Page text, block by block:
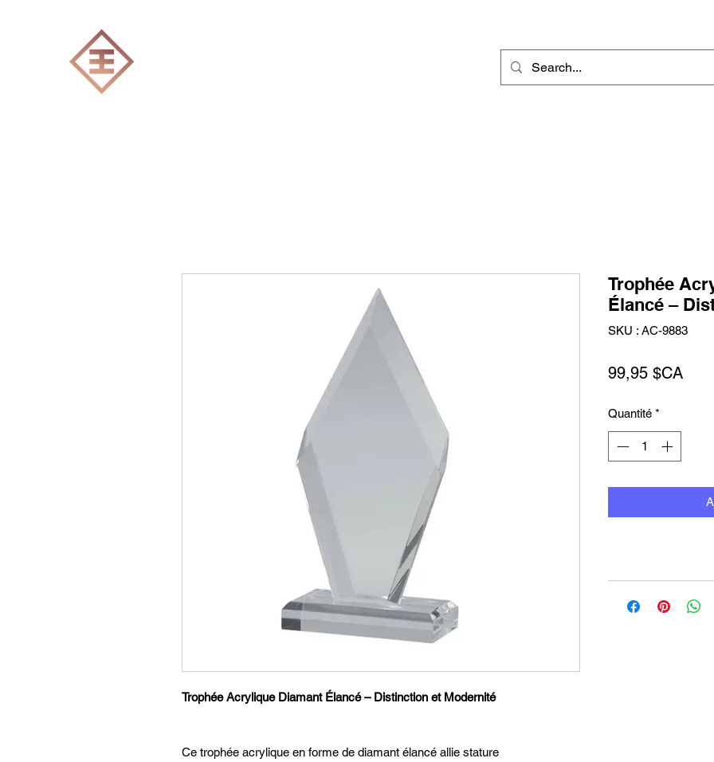
Trophée Acrylique Diamant Élancé – Distinction et Modernité
Ce trophée acrylique en forme de diamant élancé allie stature
Trophée
Élancé –
SKU : AC-9883
99,95 $CAPrix
Quantité *